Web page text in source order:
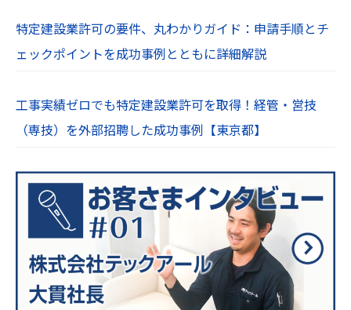
特定建設業許可の要件、丸わかりガイド：申請手順とチ
ェックポイントを成功事例とともに詳細解説
工事実績ゼロでも特定建設業許可を取得！経管・営技
（専技）を外部招聘した成功事例【東京都】